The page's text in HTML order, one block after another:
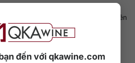
đến với qkawine.com
dòng whisky để uống vội. Từng phiên
riêng, phù hợp với từng hoàn cảnh
buổi tối